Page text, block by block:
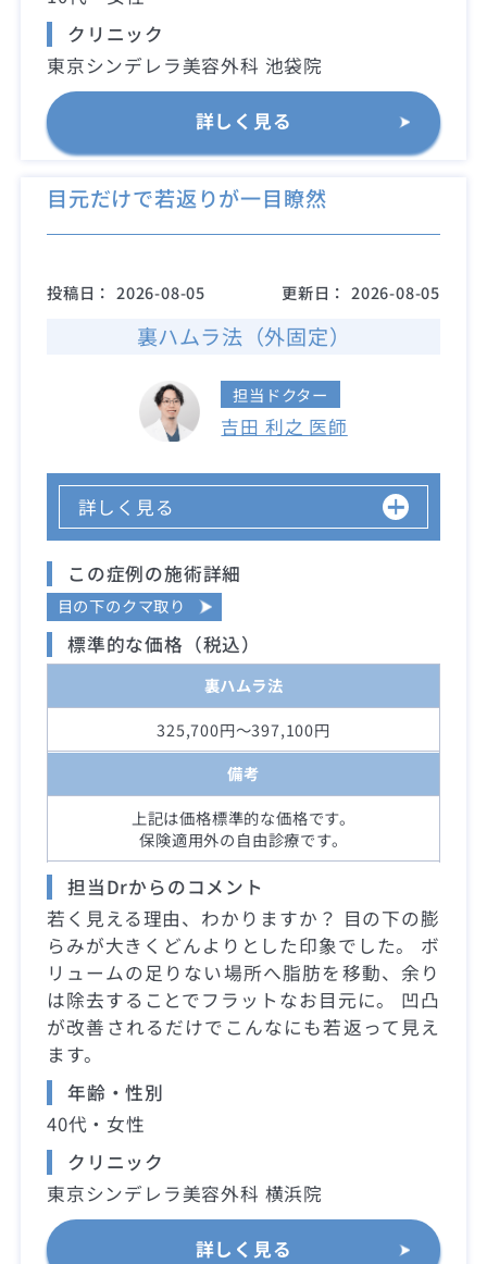
クリニック
東京シンデレラ美容外科 池袋院
詳しく見る
目元だけで若返りが一目瞭然
投稿日： 2026-08-05 更新日： 2026-08-05
裏ハムラ法（外固定）
担当ドクター
吉田 利之 医師
詳しく見る
この症例の施術詳細
目の下のクマ取り
標準的な価格（税込）
裏ハムラ法
325,700円～397,100円
備考
上記は価格標準的な価格です。
保険適用外の自由診療です。
担当Drからのコメント
若く見える理由、わかりますか？ 目の下の膨
らみが大きくどんよりとした印象でした。 ボ
リュームの足りない場所へ脂肪を移動、余り
は除去することでフラットなお目元に。 凹凸
が改善されるだけでこんなにも若返って見え
ます。
年齢・性別
40代・女性
クリニック
東京シンデレラ美容外科 横浜院
詳しく見る